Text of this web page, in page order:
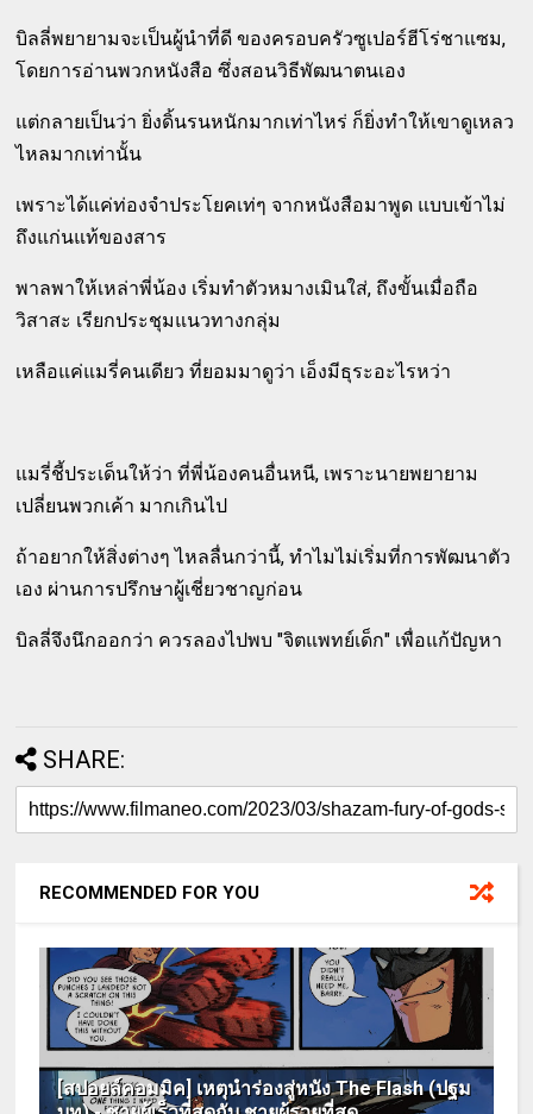
บิลลี่พยายามจะเป็นผู้นำที่ดี ของครอบครัวซูเปอร์ฮีโร่ชาแซม,
โดยการอ่านพวกหนังสือ ซึ่งสอนวิธีพัฒนาตนเอง
แต่กลายเป็นว่า ยิ่งดิ้นรนหนักมากเท่าไหร่ ก็ยิ่งทำให้เขาดูเหลว
ไหลมากเท่านั้น
เพราะได้แค่ท่องจำประโยคเท่ๆ จากหนังสือมาพูด แบบเข้าไม่
ถึงแก่นแท้ของสาร
พาลพาให้เหล่าพี่น้อง เริ่มทำตัวหมางเมินใส่, ถึงขั้นเมื่อถือ
วิสาสะ เรียกประชุมแนวทางกลุ่ม
เหลือแค่แมรี่คนเดียว ที่ยอมมาดูว่า เอ็งมีธุระอะไรหว่า
แมรี่ชี้ประเด็นให้ว่า ที่พี่น้องคนอื่นหนี, เพราะนายพยายาม
เปลี่ยนพวกเค้า มากเกินไป
ถ้าอยากให้สิ่งต่างๆ ไหลลื่นกว่านี้, ทำไมไม่เริ่มที่การพัฒนาตัว
เอง ผ่านการปรึกษาผู้เชี่ยวชาญก่อน
บิลลี่จึงนึกออกว่า ควรลองไปพบ "จิตแพทย์เด็ก" เพื่อแก้ปัญหา
SHARE:
RECOMMENDED FOR YOU
[สปอยล์คอมมิค] เหตุนำร่องสู่หนัง The Flash (ปฐม